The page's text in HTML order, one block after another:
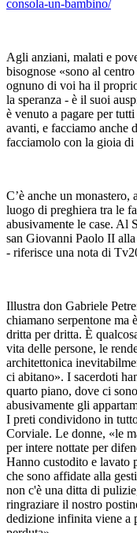
consola-un-bambino/
Agli anziani, malati e
bisognose «sono al
ognuno di voi ha il
la speranza - è il suoi
è venuto a pagare per
avanti, e facciamo anche
facciamolo con la gioia di
C’è anche un
luogo di preghiera tra le
abusivamente le case. Al
san Giovanni Paolo II
- riferisce una nota di
Illustra don Gabriele
chiamano serpentone ma
dritta per dritta. È
vita delle persone, le
architettonica
ci abitano». I sacerdoti
quarto piano, dove ci
abusivamente gli
I preti condividono in
Corviale. Le donne, «le
per intere nottate per
Hanno custodito e lavato
che sono affidate alla
non c'è una ditta di
ringraziare il nostro
dedizione infinita viene a